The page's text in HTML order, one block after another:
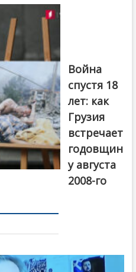
Первый канал
Война
спустя 18
лет: как
Грузия
встречает
годовщин
у августа
2008-го